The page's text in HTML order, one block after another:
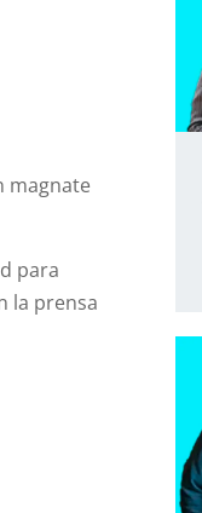
magnate
para
la prensa